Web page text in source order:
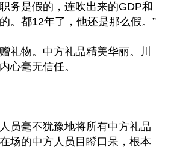
务是假的，连吹出来的GDP和
。都12年了，他还是那么假。”
礼物。中方礼品精美华丽。川
心毫无信任。
员毫不犹豫地将所有中方礼品
场的中方人员目瞪口呆，根本